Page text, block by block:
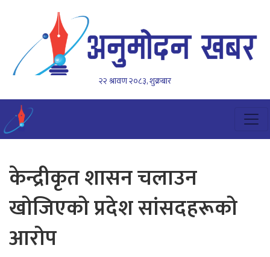
२२ श्रावण २०८३, शुक्रबार
केन्द्रीकृत शासन चलाउन
खोजिएको प्रदेश सांसदहरूको
आरोप